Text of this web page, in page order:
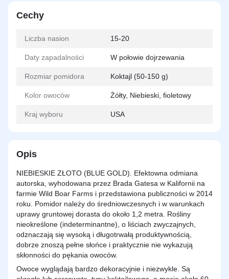
Cechy
Liczba nasion 15-20
Daty zapadalności W połowie dojrzewania
Rozmiar pomidora Koktajl (50-150 g)
Kolor owoców Żółty, Niebieski, fioletowy
Kraj wyboru USA
Opis
NIEBIESKIE ZŁOTO (BLUE GOLD). Efektowna odmiana
autorska, wyhodowana przez Brada Gatesa w Kalifornii na
farmie Wild Boar Farms i przedstawiona publiczności w 2014
roku. Pomidor należy do średniowczesnych i w warunkach
uprawy gruntowej dorasta do około 1,2 metra. Rośliny
nieokreślone (indeterminantne), o liściach zwyczajnych,
odznaczają się wysoką i długotrwałą produktywnością,
dobrze znoszą pełne słońce i praktycznie nie wykazują
skłonności do pękania owoców.
Owoce wyglądają bardzo dekoracyjnie i niezwykle. Są